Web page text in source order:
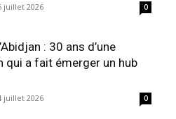
juillet 2026 0
: 30 ans d’une
qui a fait émerger un hub
juillet 2026 0